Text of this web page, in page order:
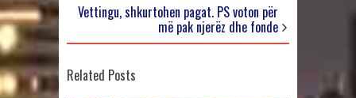
Vettingu, shkurtohen pagat. PS voton për
më pak njerëz dhe fonde
Related Posts